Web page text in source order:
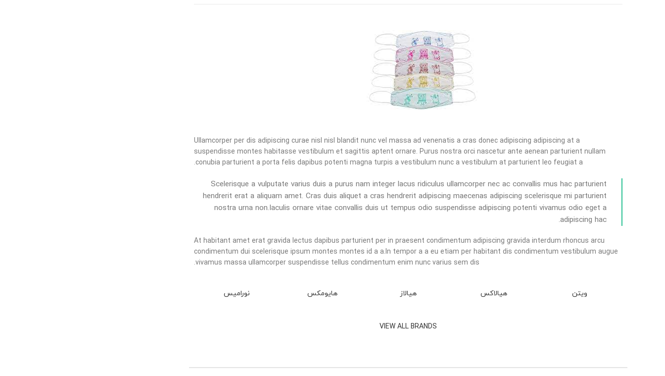
Ullamcorper per dis adipiscing curae nisl nisl blandit nunc vel massa ad venenatis a cras donec adipiscing adipiscing at a
suspendisse montes habitasse vestibulum et sagittis aptent ornare. Purus nostra orci nascetur ante aenean parturient nullam
conubia parturient a porta felis dapibus potenti magna turpis a vestibulum nunc a vestibulum at parturient leo feugiat a.
Scelerisque a vulputate varius duis a purus nam integer lacus ridiculus ullamcorper nec ac convallis mus hac parturient
hendrerit erat a aliquam amet. Cras duis aliquet a cras hendrerit adipiscing maecenas adipiscing scelerisque mi parturient
nostra urna non.Iaculis ornare vitae convallis duis ut tempus odio suspendisse adipiscing potenti vivamus odio eget a
adipiscing hac.
At habitant amet erat gravida lectus dapibus parturient per in praesent condimentum adipiscing gravida interdum rhoncus arcu
condimentum dui scelerisque ipsum montes montes id a a.In tempor a a eu etiam per habitant dis condimentum vestibulum augue
vivamus massa ullamcorper suspendisse tellus condimentum enim nunc varius sem dis.
ویتن هیالاکس هیالاز هایومکس نورامیس
VIEW ALL BRANDS